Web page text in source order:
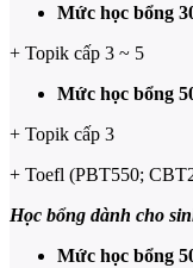
Mức học bổng
+ Topik cấp 3 ~ 5
Mức học bổng
+ Topik cấp 3
+ Toefl (PBT550;
Học bổng dành cho
Mức học bổng